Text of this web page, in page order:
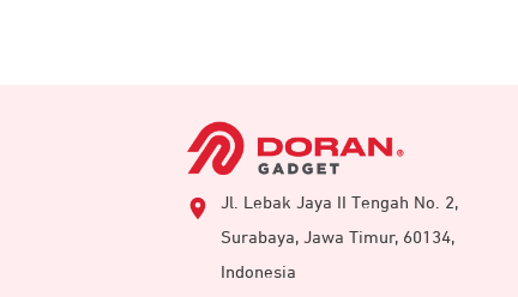
Jl. Lebak Jaya II Tengah No. 2,
Surabaya, Jawa Timur, 60134,
Indonesia